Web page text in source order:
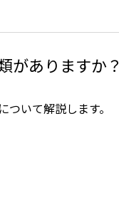
がありますか？
いて解説します。